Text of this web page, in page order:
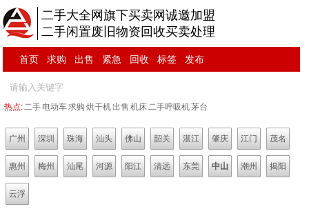
二手大全网旗下买卖网诚邀加盟
二手闲置废旧物资回收买卖处理
首页 求购 出售 紧急 回收 标签 发布
热点:二手 电动车求购 烘干机出售 机床二手呼吸机茅台
广州 深圳 珠海 汕头 佛山 韶关 湛江 肇庆 江门 茂名
惠州 梅州 汕尾 河源 阳江 清远 东莞 中山 潮州 揭阳
云浮